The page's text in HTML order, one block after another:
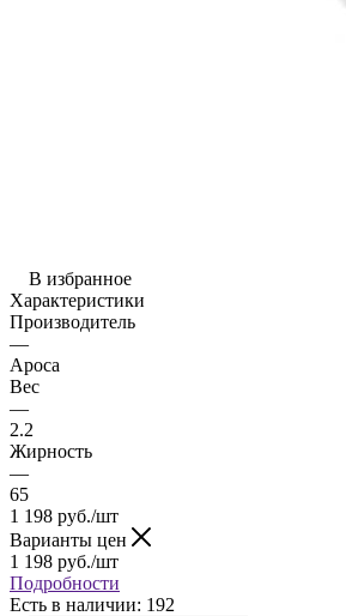
В избранное
Характеристики
Производитель
—
Ароса
Вес
—
2.2
Жирность
—
65
1 198 руб./шт
Варианты цен
1 198 руб./шт
Подробности
Есть в наличии: 192